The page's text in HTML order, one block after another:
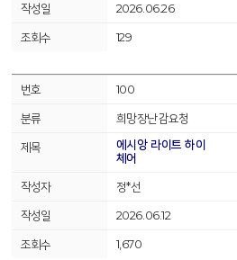
2026.06.26
129
100
희망장난감요청
에시앙 라이트 하이
체어
정*선
2026.06.12
1,670